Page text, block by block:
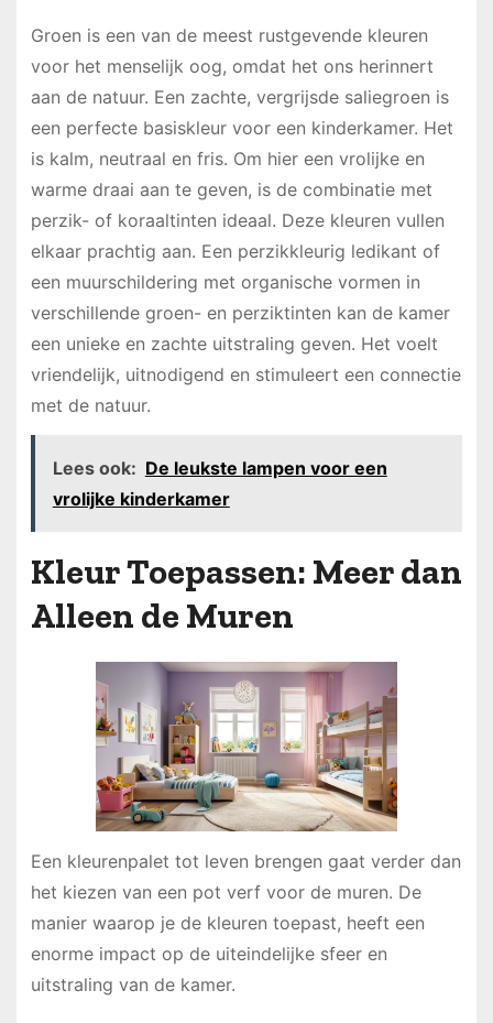
Groen is een van de meest rustgevende kleuren
voor het menselijk oog, omdat het ons herinnert
aan de natuur. Een zachte, vergrijsde saliegroen is
een perfecte basiskleur voor een kinderkamer. Het
is kalm, neutraal en fris. Om hier een vrolijke en
warme draai aan te geven, is de combinatie met
perzik- of koraaltinten ideaal. Deze kleuren vullen
elkaar prachtig aan. Een perzikkleurig ledikant of
een muurschildering met organische vormen in
verschillende groen- en perziktinten kan de kamer
een unieke en zachte uitstraling geven. Het voelt
vriendelijk, uitnodigend en stimuleert een connectie
met de natuur.
Lees ook: De leukste lampen voor een
vrolijke kinderkamer
Kleur Toepassen: Meer dan
Alleen de Muren
Een kleurenpalet tot leven brengen gaat verder dan
het kiezen van een pot verf voor de muren. De
manier waarop je de kleuren toepast, heeft een
enorme impact op de uiteindelijke sfeer en
uitstraling van de kamer.